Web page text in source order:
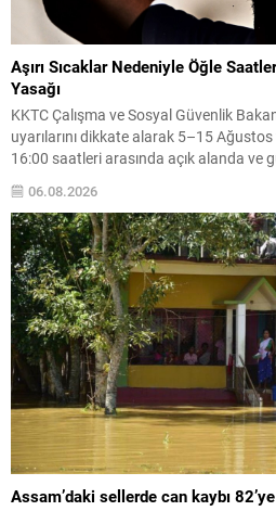
Aşırı Sıcaklar Nedeniyle Öğle
Yasağı
KKTC Çalışma ve Sosyal Güvenlik
uyarılarını dikkate alarak 5–15
16:00 saatleri arasında açık alanda ve
yapılmasını yasakladı. Karar, doğrudan
çalışanları sıcak çarpması, aşırı sıvı
korumayı amaçlıyor. Meskun mahal
faaliyetlerinde...
06.08.2026
Assam’daki sellerde can kaybı 82’ye